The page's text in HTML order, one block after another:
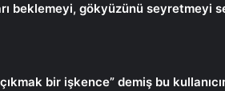
beklemeyi, gökyüzünü seyretmeyi
bir işkence” demiş bu